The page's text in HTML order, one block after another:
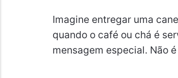
Imagine entregar uma
quando o café ou chá é
mensagem especial. Não